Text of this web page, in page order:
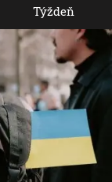
Týždeň